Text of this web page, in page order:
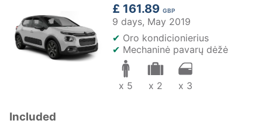
£ 161.89 GBP
9 days, May 2019
✔ Oro kondicionierius
✔ Mechaninė pavarų dėžė
x 5 x 2 x 3
Included